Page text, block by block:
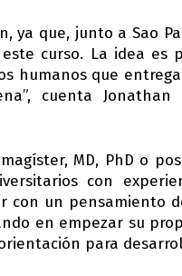
ya que, junto a Sao
curso. La idea es
humanos que
cuenta Jonathan
MD, PhD o
con
con un pensamiento
en empezar su
para